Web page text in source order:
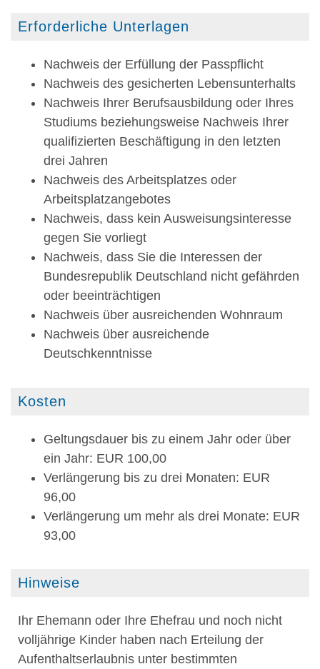
Erforderliche Unterlagen
Nachweis der Erfüllung der Passpflicht
Nachweis des gesicherten Lebensunterhalts
Nachweis Ihrer Berufsausbildung oder Ihres
Studiums beziehungsweise Nachweis Ihrer
qualifizierten Beschäftigung in den letzten
drei Jahren
Nachweis des Arbeitsplatzes oder
Arbeitsplatzangebotes
Nachweis, dass kein Ausweisungsinteresse
gegen Sie vorliegt
Nachweis, dass Sie die Interessen der
Bundesrepublik Deutschland nicht gefährden
oder beeinträchtigen
Nachweis über ausreichenden Wohnraum
Nachweis über ausreichende
Deutschkenntnisse
Kosten
Geltungsdauer bis zu einem Jahr oder über
ein Jahr: EUR 100,00
Verlängerung bis zu drei Monaten: EUR
96,00
Verlängerung um mehr als drei Monate: EUR
93,00
Hinweise
Ihr Ehemann oder Ihre Ehefrau und noch nicht
volljährige Kinder haben nach Erteilung der
Aufenthaltserlaubnis unter bestimmten